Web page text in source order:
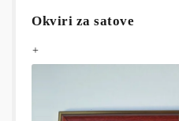
Okviri za satove
+